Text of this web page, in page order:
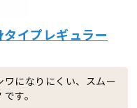
イプレギュラー
になりにくい、スムー
す。